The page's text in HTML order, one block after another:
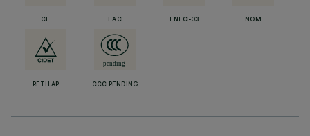
CE EAC ENEC-03 NOM
RETILAP CCC PENDING